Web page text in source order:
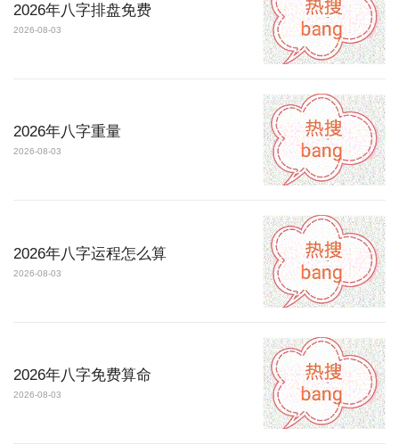
2026年八字排盘免费
2026-08-03
2026年八字重量
2026-08-03
2026年八字运程怎么算
2026-08-03
2026年八字免费算命
2026-08-03